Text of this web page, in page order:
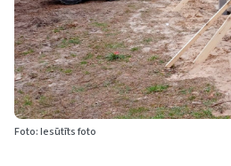
Foto: Iesūtīts foto